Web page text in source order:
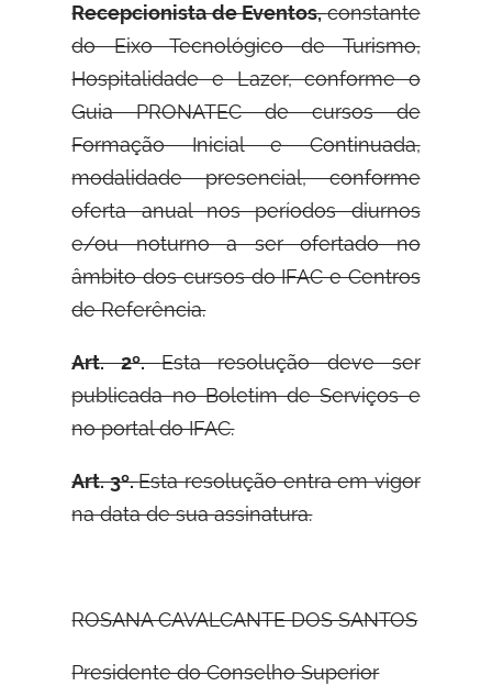
Recepcionista de Eventos,constante
do Eixo Tecnológico de Turismo,
Hospitalidade e Lazer, conforme o
Guia PRONATEC de cursos de
Formação Inicial e Continuada,
modalidade presencial, conforme
oferta anual nos períodos diurnos
e/ou noturno a ser ofertado no
âmbito dos cursos do IFAC e Centros
de Referência.
Art. 2º.Esta resolução deve ser
publicada no Boletim de Serviços e
no portal do IFAC.
Art. 3º.Esta resolução entra em vigor
na data de sua assinatura.
ROSANA CAVALCANTE DOS SANTOS
Presidente do Conselho Superior